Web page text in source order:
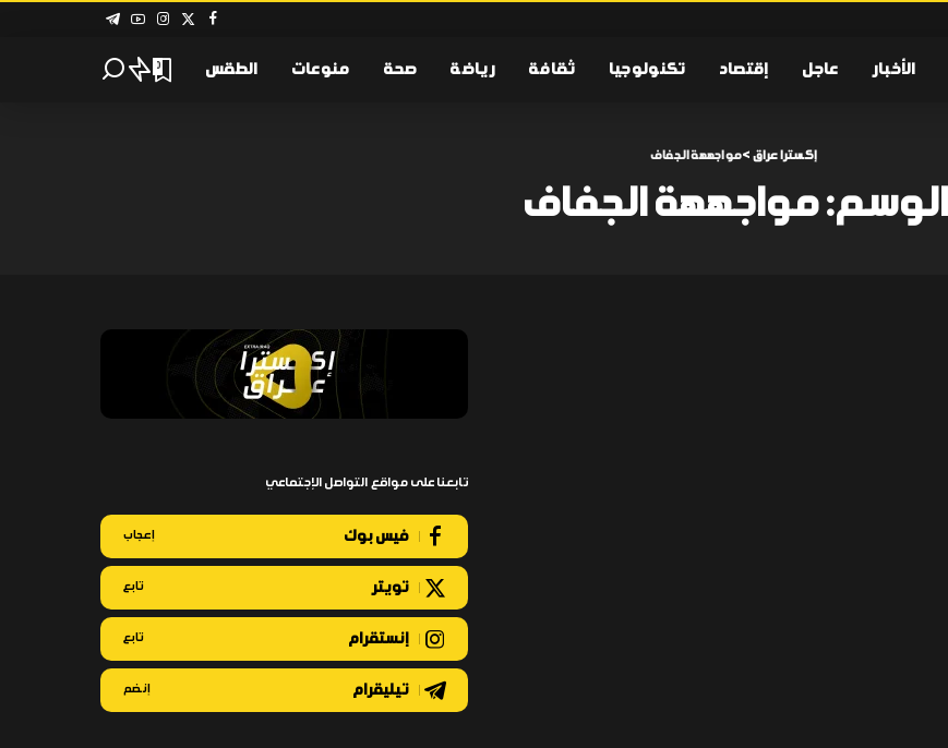
الأخبار عاجل إقتصاد تكنولوجيا ثقافة رياضة صحة منوعات الطقس 0
إكسترا عراق >مواجههة الجفاف
الوسم:مواجههة الجفاف
تابعنا على مواقع التواصل الإجتماعي
فيس بوك إعجاب
تويتر تابع
إنستقرام تابع
تيليقرام إنضم